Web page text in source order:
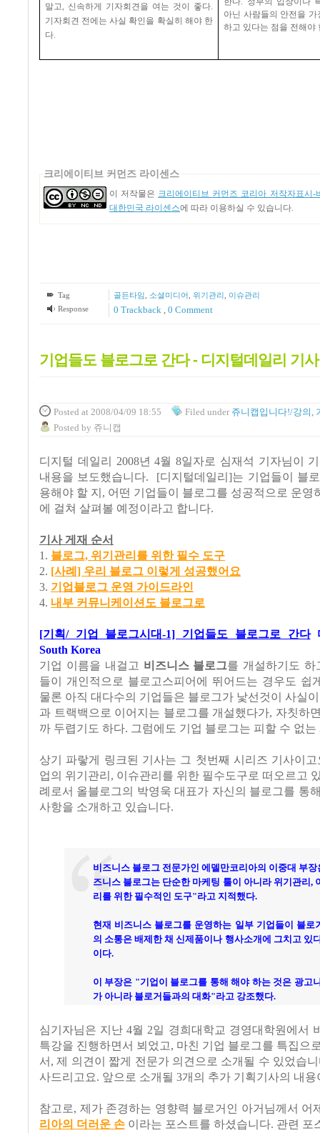
말고, 신속하게 기자회견을 여는 것이 좋다.
기자회견 전에는 사실 확인을 확실히 해야 한
다.
아닌 사람들의 안전을
하고 있다는 점을 전해야
크리에이티브 커먼즈 라이센스
이 저작물은 크리에이티브 커먼즈 코리아 저작자표시-
대한민국 라이센스에 따라 이용하실 수 있습니다.
Tag 골든타임 소셜미디어 위기관리
이슈관리
Response
0 Trackback , 0 Comment
기업들도 블로그로 간다 - 디지털데일리 기사
Posted at 2008/04/09 18:55 Filed under 쥬니캡입니다!/강의,
Posted by 쥬니캡
디지털 데일리 2008년 4월 8일자로 심재석 기자님이
내용을 보도했습니다. [디지털데일리]는 기업들이 블
용해야 할 지, 어떤 기업들이 블로그를 성공적으로 운영
에 걸쳐 살펴볼 예정이라고 합니다.
기사 게재 순서
1. 블로그, 위기관리를 위한 필수 도구
2. [사례] 우리 블로그 이렇게 성공했어요
3. 기업블로그 운영 가이드라인
4. 내부 커뮤니케이션도 블로그로
[기획/ 기업 블로그시대-1] 기업들도 블로그로 간다
South Korea
기업 이름을 내걸고 비즈니스 블로그를 개설하기도 하
들이 개인적으로 블로고스피어에 뛰어드는 경우도 쉽
물론 아직 대다수의 기업들은 블로그가 낯선것이 사실
과 트랙백으로 이어지는 블로그를 개설했다가, 자칫하
까 두렵기도 하다. 그럼에도 기업 블로그는 피할 수 없는
상기 파랗게 링크된 기사는 그 첫번째 시리즈 기사이
업의 위기관리, 이슈관리를 위한 필수도구로 떠오르고
례로서 올블로그의 박영욱 대표가 자신의 블로그를 통
사항을 소개하고 있습니다.
비즈니스 블로그 전문가인 에델만코리아의 이중대 부
즈니스 블로그는 단순한 마케팅 툴이 아니라 위기관리,
리를 위한 필수적인 도구"라고 지적했다.
현재 비즈니스 블로그를 운영하는 일부 기업들이 블로
의 소통은 배제한 채 신제품이나 행사소개에 그치고 있
이다.
이 부장은 "기업이 블로그를 통해 해야 하는 것은 광고
가 아니라 블로거들과의 대화"라고 강조했다.
심기자님은 지난 4월 2일 경희대학교 경영대학원에서
특강을 진행하면서 뵈었고, 마친 기업 블로그를 특집으
서, 제 의견이 짧게 전문가 의견으로 소개될 수 있었습
사드리고요. 앞으로 소개될 3개의 추가 기획기사의 내
참고로, 제가 존경하는 영향력 블로거인 아거님께서 어
리아의 더러운 손 이라는 포스트를 하셨습니다. 관련 포